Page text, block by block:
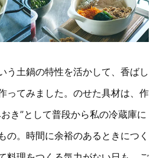
う土鍋の特性を活かして、香ばし
ってみました。のせた具材は、作
き”として普段から私の冷蔵庫に
の。時間に余裕のあるときにつく